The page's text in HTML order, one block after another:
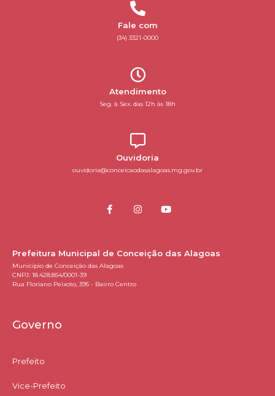
Fale com
(34) 3321-0000
Atendimento
Seg. à Sex. das 12h às 18h
Ouvidoria
ouvidoria@conceicaodasalagoas.mg.gov.br
Prefeitura Municipal de Conceição das Alagoas
Município de Conceição das Alagoas
CNPJ: 18.428.854/0001-39
Rua Floriano Peixoto, 395 - Bairro Centro
Governo
Prefeito
Vice-Prefeito